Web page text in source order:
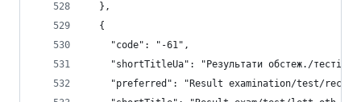
  },
  {
    "code": "-61",
"shortTitleUa": "Результати обстеж./тестів
"preferred": "Result examination/test/